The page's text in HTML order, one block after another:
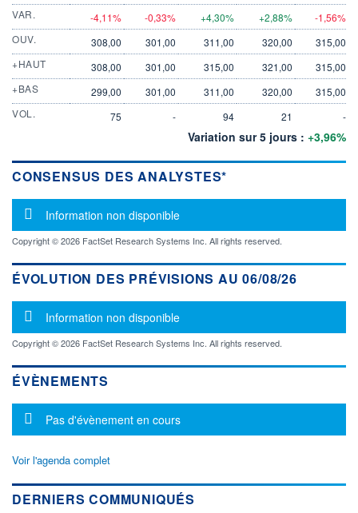
VAR.
-4,11% -0,33% +4,30% +2,88%
-1,56%
OUV.
308,00 301,00 311,00 320,00
315,00
+HAUT
308,00 301,00 315,00 321,00
315,00
+BAS
299,00 301,00 311,00 320,00
315,00
VOL.
75 - 94 21 -
Variation sur 5 jours : +3,96%
CONSENSUS DES ANALYSTES*
Message d'information
Information non disponible
Copyright © 2026 FactSet Research Systems Inc. All rights reserved.
ÉVOLUTION DES PRÉVISIONS AU 06/08/26
Message d'information
Information non disponible
Copyright © 2026 FactSet Research Systems Inc. All rights reserved.
ÉVÈNEMENTS
Message d'information
Pas d'évènement en cours
Voir l'agenda complet
DERNIERS COMMUNIQUÉS